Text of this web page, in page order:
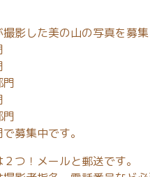
影した美の山の写真を募集
門
門
募集中です。
つ！メールと郵送です。